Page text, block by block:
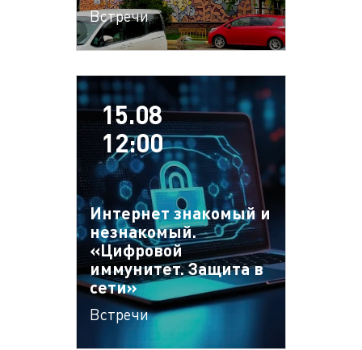
Встречи
15.08
12:00
Интернет знакомый и
незнакомый.
«Цифровой
иммунитет. Защита в
сети»
Встречи